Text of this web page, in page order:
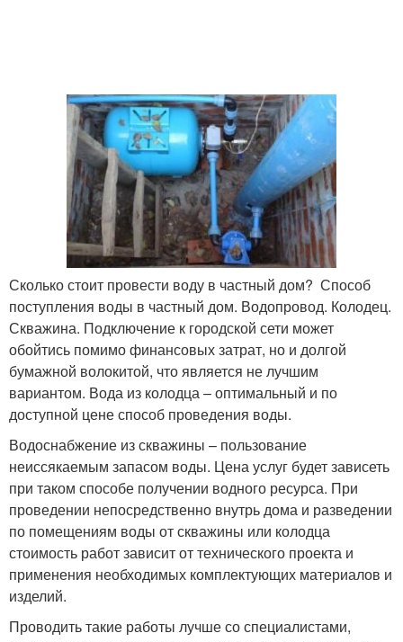
Сколько стоит провести воду в частный дом? Способ
поступления воды в частный дом. Водопровод. Колодец.
Скважина. Подключение к городской сети может
обойтись помимо финансовых затрат, но и долгой
бумажной волокитой, что является не лучшим
вариантом. Вода из колодца – оптимальный и по
доступной цене способ проведения воды.
Водоснабжение из скважины – пользование
неиссякаемым запасом воды. Цена услуг будет зависеть
при таком способе получении водного ресурса. При
проведении непосредственно внутрь дома и разведении
по помещениям воды от скважины или колодца
стоимость работ зависит от технического проекта и
применения необходимых комплектующих материалов и
изделий.
Проводить такие работы лучше со специалистами,